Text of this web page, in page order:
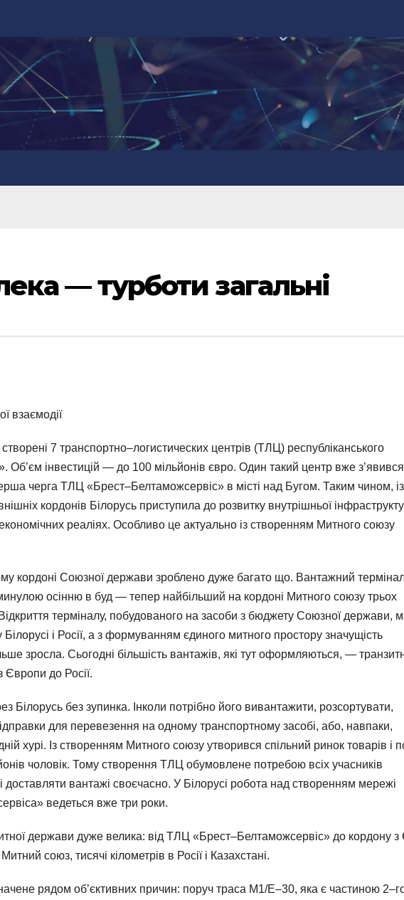
— турботи загальні
взаємодії
7 транспортно–логистических центрів (ТЛЦ) республіканського
Об’єм інвестицій — до 100 мільйонів євро. Один такий центр вже
черга ТЛЦ «Брест–Белтаможсервіс» в місті над Бугом. Таким чином, із
кордонів Білорусь приступила до розвитку внутрішньої
реаліях. Особливо це актуально із створенням Митного союзу
кордоні Союзної держави зроблено дуже багато що. Вантажний
осінню в буд — тепер найбільший на кордоні Митного союзу трьох
терміналу, побудованого на засоби з бюджету Союзної держави,
і Росії, а з формуванням єдиного митного простору значущість
зросла. Сьогодні більшість вантажів, які тут оформляються, —
Європи до Росії.
Білорусь без зупинка. Інколи потрібно його вивантажити, розсортувати,
для перевезення на одному транспортному засобі, або, навпаки,
хурі. Із створенням Митного союзу утворився спільний ринок товарів і
чоловік. Тому створення ТЛЦ обумовлене потребою всіх учасників
доставляти вантажі своєчасно. У Білорусі робота над створенням мережі
ведеться вже три роки.
держави дуже велика: від ТЛЦ «Брест–Белтаможсервіс» до кордону
союз, тисячі кілометрів в Росії і Казахстані.
рядом об’єктивних причин: поруч траса М1/Е–30, яка є частиною